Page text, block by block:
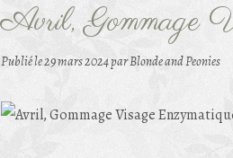
Avril, Gommage
Publié le29 mars 2024par Blonde and Peonies